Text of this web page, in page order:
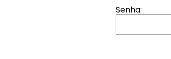
Senha: